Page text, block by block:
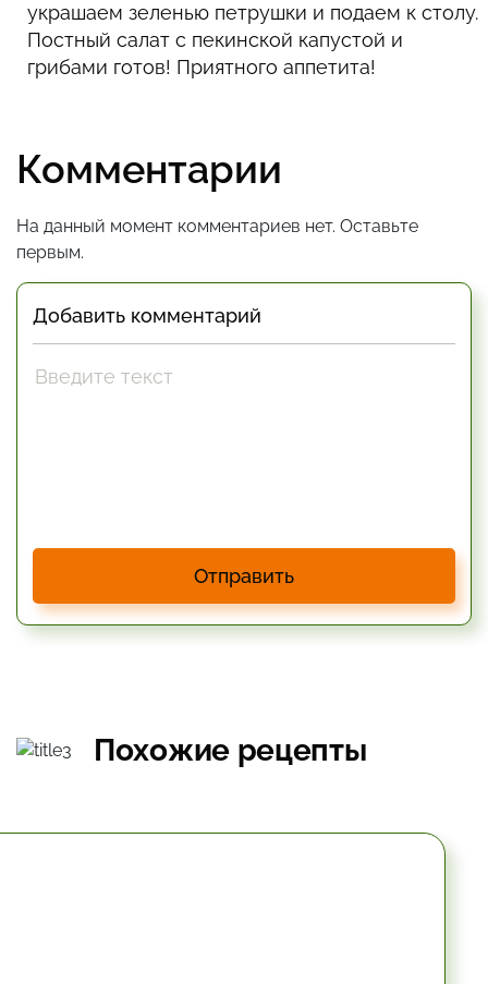
украшаем зеленью петрушки и подаем к столу.
Постный салат с пекинской капустой и
грибами готов! Приятного аппетита!
Комментарии
На данный момент комментариев нет. Оставьте
первым.
Добавить комментарий
Отправить
Похожие рецепты